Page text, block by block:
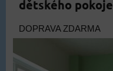
dětského pokoje
DOPRAVA ZDARMA